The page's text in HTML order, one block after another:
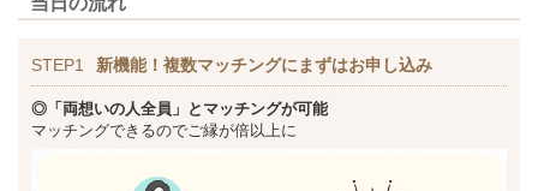
STEP1 新機能！複数マッチングにまずはお申し込み
◎「両想いの人全員」とマッチングが可能
マッチングできるのでご縁が倍以上に